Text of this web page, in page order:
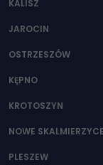
Można to zrobić
KALISZ
JAROCIN
OSTRZESZÓW
KĘPNO
KROTOSZYN
NOWE SKALMIERZYCE
PLESZEW